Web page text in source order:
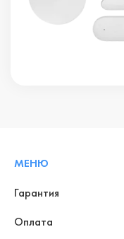
МЕНЮ
Гарантия
Оплата